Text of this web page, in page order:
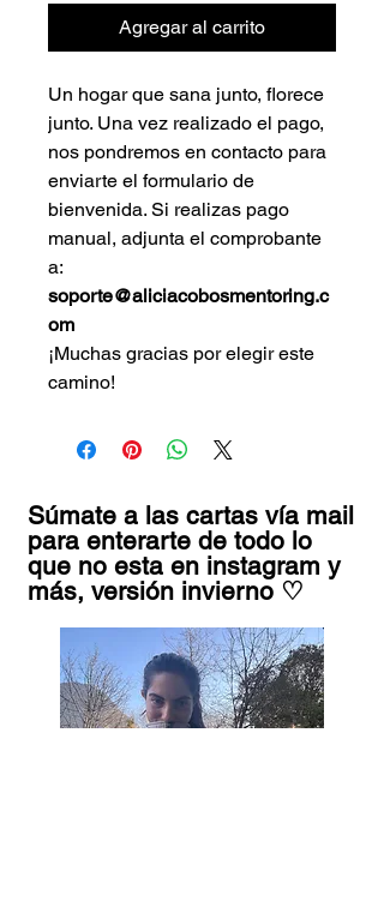
Agregar al carrito
Un hogar que sana junto, florece
junto. Una vez realizado el pago,
nos pondremos en contacto para
enviarte el formulario de
bienvenida. Si realizas pago
manual, adjunta el comprobante
a:
soporte@aliciacobosmentoring.c
om
¡Muchas gracias por elegir este
camino!
Súmate a las cartas vía mail
para enterarte de todo lo
que no esta en instagram y
más, versión invierno ♡